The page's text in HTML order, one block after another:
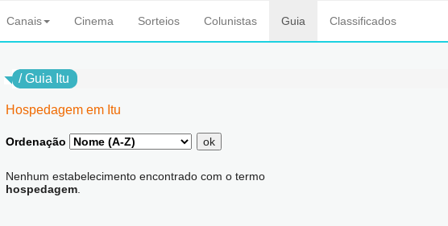
Canais Cinema Sorteios Colunistas Guia Classificados
/Guia Itu
Hospedagem em Itu
Ordenação ok
Nenhum estabelecimento encontrado com o termo
hospedagem